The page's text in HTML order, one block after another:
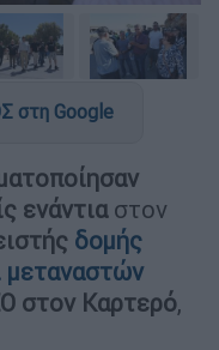
στη Google
ενάντιαστον
δομής
μεταναστών
στον Καρτερό,